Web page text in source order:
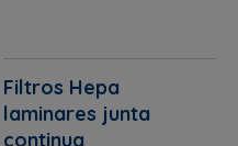
Filtros Hepa
laminares junta
continua